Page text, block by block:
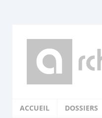
ACCUEIL DOSSIERS